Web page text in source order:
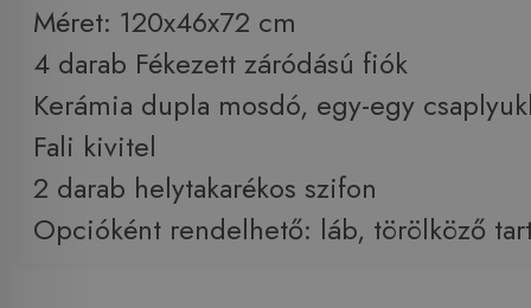
Méret: 120x46x72 cm
4 darab Fékezett záródású fiók
Kerámia dupla mosdó, egy-egy
Fali kivitel
2 darab helytakarékos szifon
Opcióként rendelhető: láb, törölköző